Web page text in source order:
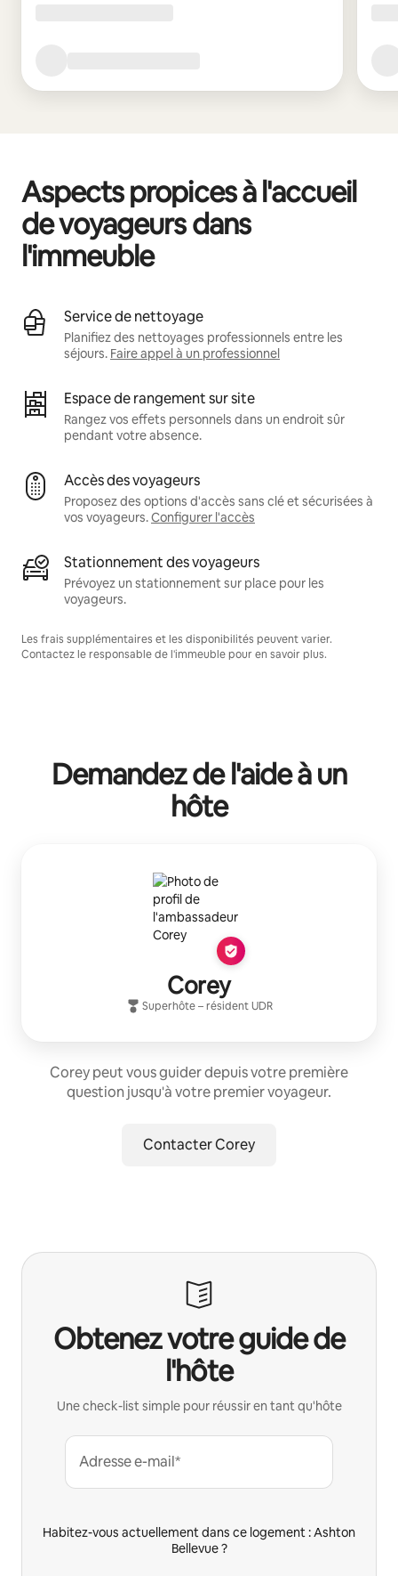
Aspects propices à l'accueil
de voyageurs dans
l'immeuble
Service de nettoyage
Planifiez des nettoyages professionnels entre les
séjours. Faire appel à un professionnel
Espace de rangement sur site
Rangez vos effets personnels dans un endroit sûr
pendant votre absence.
Accès des voyageurs
Proposez des options d'accès sans clé et sécurisées à
vos voyageurs.Configurer l'accès
Stationnement des voyageurs
Prévoyez un stationnement sur place pour les
voyageurs.
Les frais supplémentaires et les disponibilités peuvent varier.
Contactez le responsable de l'immeuble pour en savoir plus.
Demandez de l'aide à un
hôte
Corey
Superhôte– résidentUDR
Corey peut vous guider depuis votre première
question jusqu'à votre premier voyageur.
Contacter Corey
Obtenez votre guide de
l'hôte
Une check-list simple pour réussir en tant qu'hôte
Adresse e-mail*
Habitez-vous actuellement dans ce logement : Ashton
Bellevue ?